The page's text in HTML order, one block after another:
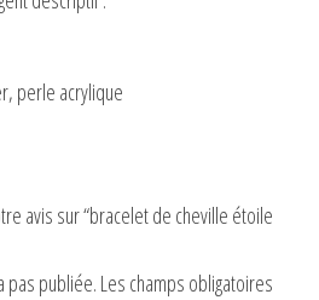
perle acrylique
avis sur “bracelet de cheville étoile
pas publiée. Les champs obligatoires